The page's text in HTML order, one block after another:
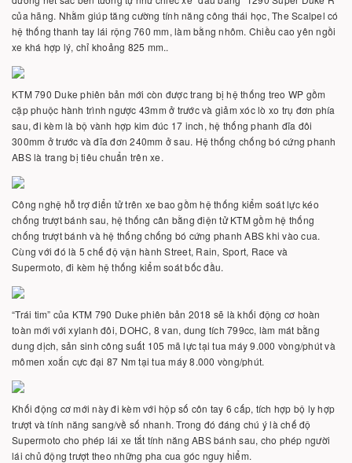
của hãng. Nhằm giúp tăng cường tính năng công thái học, The Scalpel có
hệ thống thanh tay lái rộng 760 mm, làm bằng nhôm. Chiều cao yên ngồi
xe khá hợp lý, chỉ khoảng 825 mm..
KTM 790 Duke phiên bản mới còn được trang bị hệ thống treo WP gồm
cặp phuộc hành trình ngược 43mm ở trước và giảm xóc lò xo trụ đơn phía
sau, đi kèm là bộ vành hợp kim đúc 17 inch, hệ thống phanh đĩa đôi
300mm ở trước và đĩa đơn 240mm ở sau. Hệ thống chống bó cứng phanh
ABS là trang bị tiêu chuẩn trên xe.
Công nghệ hỗ trợ điển tử trên xe bao gồm hệ thống kiểm soát lực kéo
chống trượt bánh sau, hệ thống cân bằng điện tử KTM gồm hệ thống
chống trượt bánh và hệ thống chống bó cứng phanh ABS khi vào cua.
Cùng với đó là 5 chế độ vận hành Street, Rain, Sport, Race và
Supermoto, đi kèm hệ thống kiểm soát bốc đầu.
“Trái tim” của KTM 790 Duke phiên bản 2018 sẽ là khối động cơ hoàn
toàn mới với xylanh đôi, DOHC, 8 van, dung tích 799cc, làm mát bằng
dung dịch, sản sinh công suất 105 mã lực tại tua máy 9.000 vòng/phút và
mômen xoắn cực đại 87 Nm tại tua máy 8.000 vòng/phút.
Khối động cơ mới này đi kèm với hộp số côn tay 6 cấp, tích hợp bộ ly hợp
trượt và tính năng sang/về số nhanh. Trong đó đáng chú ý là chế độ
Supermoto cho phép lái xe tắt tính năng ABS bánh sau, cho phép người
lái chủ động trượt theo những pha cua góc nguy hiểm.